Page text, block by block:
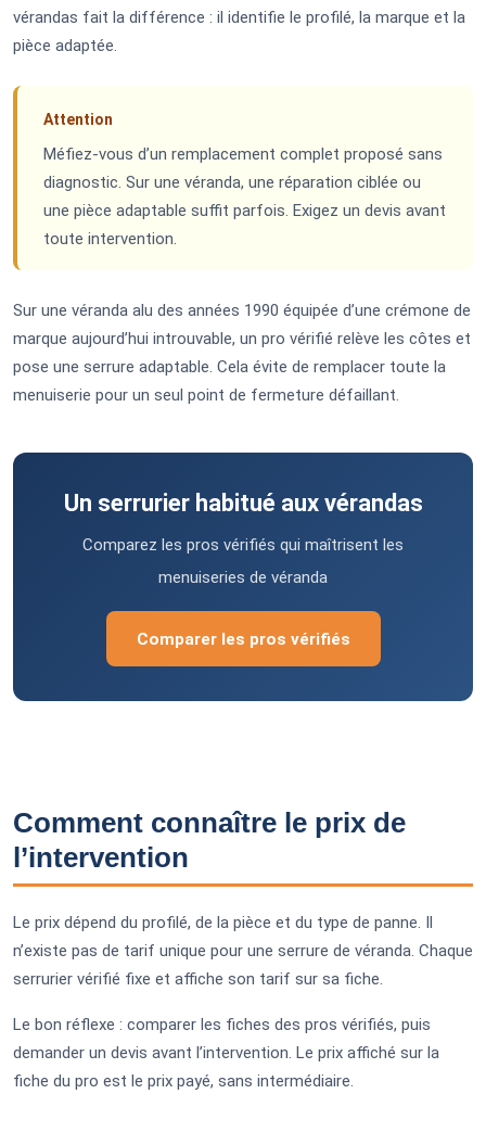
vérandas fait la différence : il identifie le profilé, la marque et la
pièce adaptée.
Attention
Méfiez-vous d’un remplacement complet proposé sans
diagnostic. Sur une véranda, une réparation ciblée ou
une pièce adaptable suffit parfois. Exigez un devis avant
toute intervention.
Sur une véranda alu des années 1990 équipée d’une crémone de
marque aujourd’hui introuvable, un pro vérifié relève les côtes et
pose une serrure adaptable. Cela évite de remplacer toute la
menuiserie pour un seul point de fermeture défaillant.
Un serrurier habitué aux vérandas
Comparez les pros vérifiés qui maîtrisent les
menuiseries de véranda
Comparer les pros vérifiés
Comment connaître le prix de
l’intervention
Le prix dépend du profilé, de la pièce et du type de panne. Il
n’existe pas de tarif unique pour une serrure de véranda. Chaque
serrurier vérifié fixe et affiche son tarif sur sa fiche.
Le bon réflexe : comparer les fiches des pros vérifiés, puis
demander un devis avant l’intervention. Le prix affiché sur la
fiche du pro est le prix payé, sans intermédiaire.